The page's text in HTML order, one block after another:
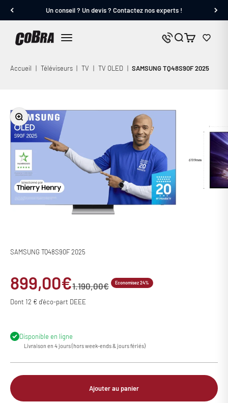
Un conseil ? Un devis ? Contactez nos experts !
Cobra.fr
Nous contacter
Panier
Accueil | Téléviseurs | TV | TV OLED | SAMSUNG TQ48S90F 2025
Zoomer sur l'image
SAMSUNG TQ48S90F 2025
Prix de vente
899,00€Prix normal
1.190,00€ Economisez 24%
Dont 12 € d'éco-part DEEE
Disponible en ligne
Livraison en 4 jours (hors week-ends & jours fériés)
Ajouter au panier